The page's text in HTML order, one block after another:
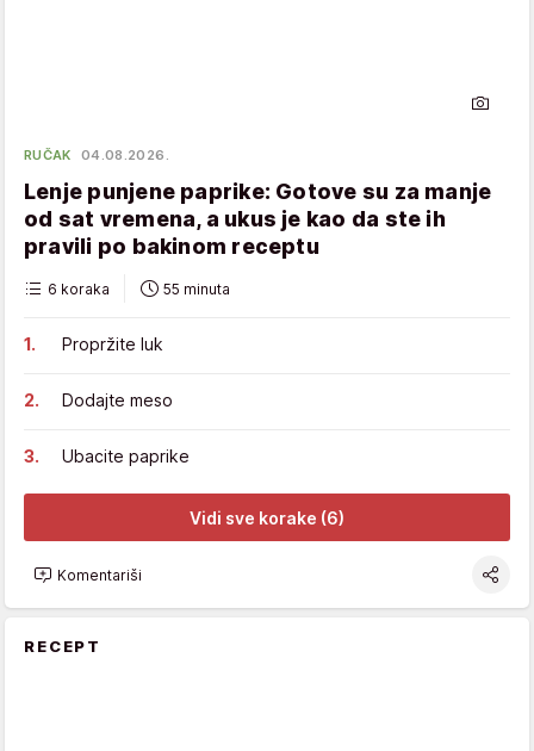
RUČAK 04.08.2026.
Lenje punjene paprike: Gotove su za manje
od sat vremena, a ukus je kao da ste ih
pravili po bakinom receptu
6 koraka 55 minuta
Propržite luk
Dodajte meso
Ubacite paprike
Vidi sve korake (6)
Komentariši
RECEPT